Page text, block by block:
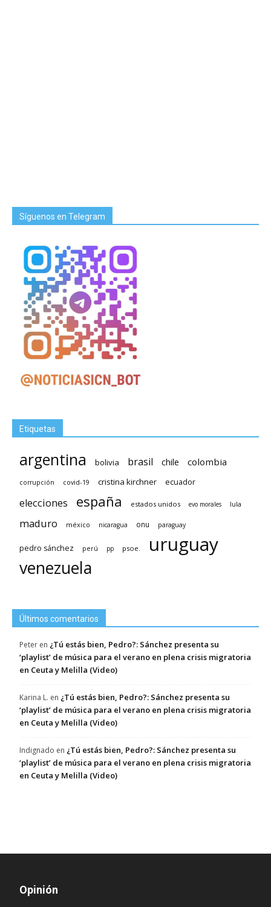
Síguenos en Telegram
Etiquetas
argentina bolivia brasil chile colombia
corrupción covid-19 cristina kirchner ecuador
elecciones españa estados unidos evo morales lula
maduro méxico nicaragua onu paraguay
pedro sánchez perú pp psoe. uruguay
venezuela
Últimos comentarios
Peter en ¿Tú estás bien, Pedro?: Sánchez presenta su
‘playlist’ de música para el verano en plena crisis migratoria
en Ceuta y Melilla (Video)
Karina L. en ¿Tú estás bien, Pedro?: Sánchez presenta su
‘playlist’ de música para el verano en plena crisis migratoria
en Ceuta y Melilla (Video)
Indignado en ¿Tú estás bien, Pedro?: Sánchez presenta su
‘playlist’ de música para el verano en plena crisis migratoria
en Ceuta y Melilla (Video)
Opinión